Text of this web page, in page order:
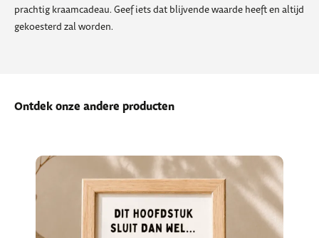
prachtig kraamcadeau. Geef iets dat blijvende waarde heeft en altijd
gekoesterd zal worden.
Ontdek onze andere producten